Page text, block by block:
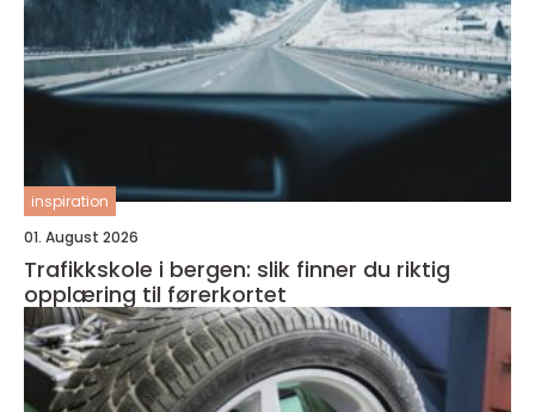
inspiration
01. August 2026
Trafikkskole i bergen: slik finner du riktig
opplæring til førerkortet